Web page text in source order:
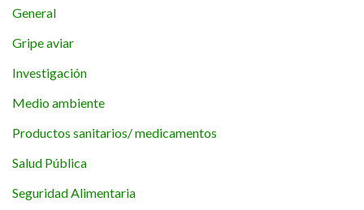
General
Gripe aviar
Investigación
Medio ambiente
Productos sanitarios/ medicamentos
Salud Pública
Seguridad Alimentaria